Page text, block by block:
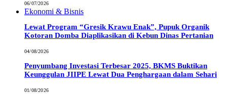
06/07/2026
Ekonomi & Bisnis
Lewat Program “Gresik Krawu Enak”, Pupuk Organik
Kotoran Domba Diaplikasikan di Kebun Dinas Pertanian
04/08/2026
Penyumbang Investasi Terbesar 2025, BKMS Buktikan
Keunggulan JIIPE Lewat Dua Penghargaan dalam Sehari
01/08/2026